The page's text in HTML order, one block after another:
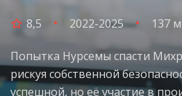
8,5 2022-2025 137
Попытка Нурсемы спасти
рискуя собственной
успешной, но её участие в